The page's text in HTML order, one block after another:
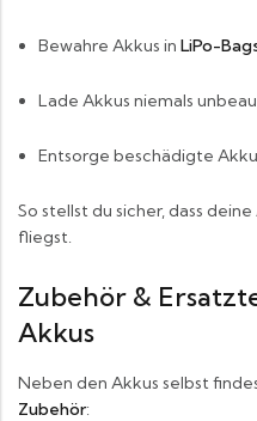
Bewahre Akkus in LiPo-
Lade Akkus niemals
Entsorge beschädigte
So stellst du sicher, dass
fliegst.
Zubehör &
Akkus
Neben den Akkus selbst
Zubehör: